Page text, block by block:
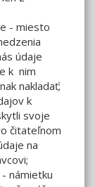
- miesto
údaje
k nim
nakladať;
k
svoje
čitateľnom
na
námietku